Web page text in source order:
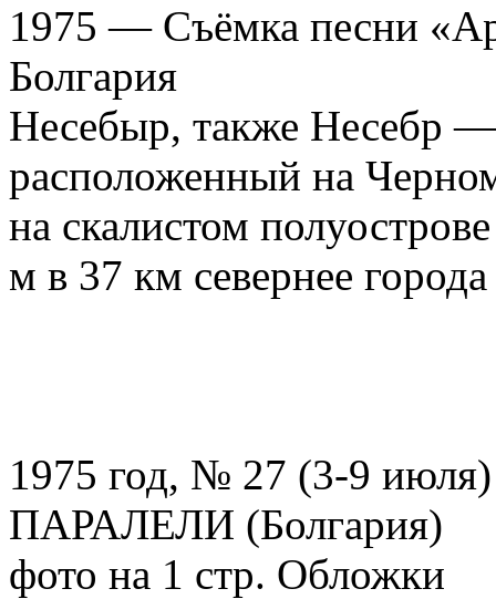
1975 — Съёмка песни
Болгария
Несебыр, также Несебр —
расположенный на
на скалистом
м в 37 км севернее
1975 год, № 27 (3-9 июля)
ПАРАЛЕЛИ (Болгария)
фото на 1 стр. Обложки